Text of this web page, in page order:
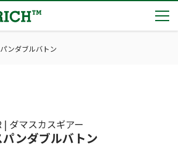
せ
ンダブルバトン
| ダマスカスギアー
ンダブルバトン